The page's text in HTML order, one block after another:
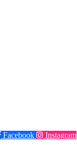
Facebook Instagram